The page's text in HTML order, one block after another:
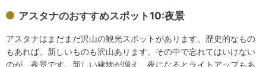
アスタナのおすすめスポット10:夜景
アスタナはまだまだ沢山の観光スポットがあります。歴史的なもの
もあれば、新しいものも沢山あります。その中で忘れてはいけない
のが、夜景です。新しい建物が増え、夜になるとライトアップもあ